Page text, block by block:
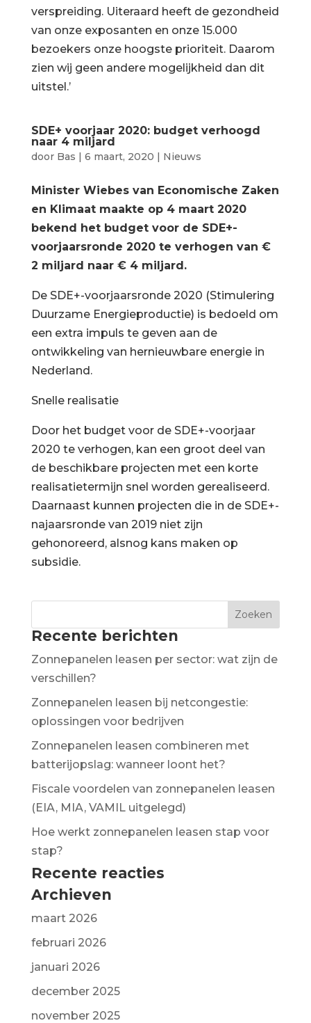
verspreiding. Uiteraard heeft de gezondheid
van onze exposanten en onze 15.000
bezoekers onze hoogste prioriteit. Daarom
zien wij geen andere mogelijkheid dan dit
uitstel.’
SDE+ voorjaar 2020: budget verhoogd
naar 4 miljard
door Bas | 6 maart, 2020 | Nieuws
Minister Wiebes van Economische Zaken
en Klimaat maakte op 4 maart 2020
bekend het budget voor de SDE+-
voorjaarsronde 2020 te verhogen van €
2 miljard naar € 4 miljard.
De SDE+-voorjaarsronde 2020 (Stimulering
Duurzame Energieproductie) is bedoeld om
een extra impuls te geven aan de
ontwikkeling van hernieuwbare energie in
Nederland.
Snelle realisatie
Door het budget voor de SDE+-voorjaar
2020 te verhogen, kan een groot deel van
de beschikbare projecten met een korte
realisatietermijn snel worden gerealiseerd.
Daarnaast kunnen projecten die in de SDE+-
najaarsronde van 2019 niet zijn
gehonoreerd, alsnog kans maken op
subsidie.
Recente berichten
Zonnepanelen leasen per sector: wat zijn de
verschillen?
Zonnepanelen leasen bij netcongestie:
oplossingen voor bedrijven
Zonnepanelen leasen combineren met
batterijopslag: wanneer loont het?
Fiscale voordelen van zonnepanelen leasen
(EIA, MIA, VAMIL uitgelegd)
Hoe werkt zonnepanelen leasen stap voor
stap?
Recente reacties
Archieven
maart 2026
februari 2026
januari 2026
december 2025
november 2025